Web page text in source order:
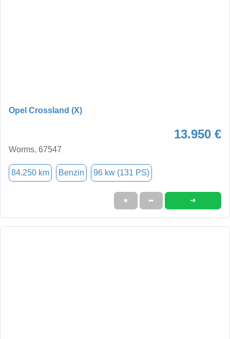
Opel Crossland (X)
13.950 €
Worms, 67547
84.250 km Benzin 96 kw (131 PS)
★ ➦ ➜